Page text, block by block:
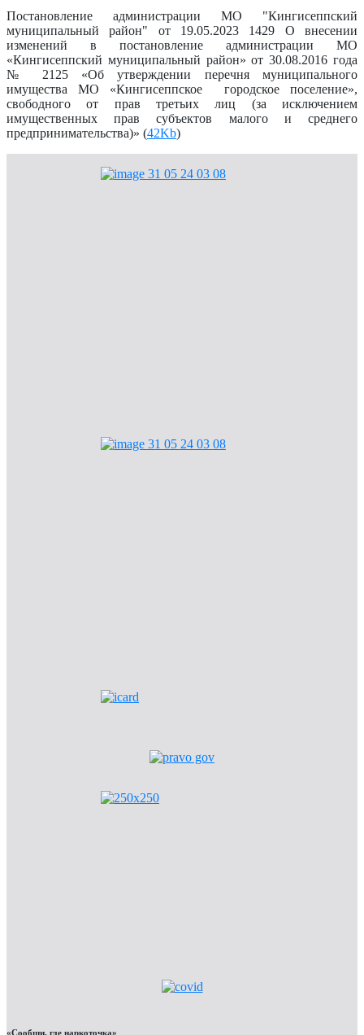
Постановление администрации МО "Кингисеппский
муниципальный район" от 19.05.2023 1429 О внесении
изменений в постановление администрации МО
«Кингисеппский муниципальный район» от 30.08.2016 года
№ 2125 «Об утверждении перечня муниципального
имущества МО «Кингисеппское городское поселение»,
свободного от прав третьих лиц (за исключением
имущественных прав субъектов малого и среднего
предпринимательства)» (42Kb)
«Сообщи, где наркоточка»